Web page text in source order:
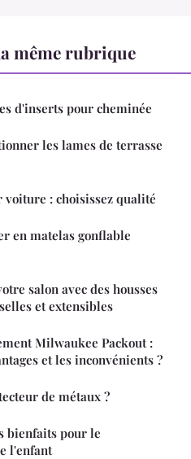
même rubrique
d'inserts pour cheminée
les lames de terrasse
: choisissez qualité
en matelas gonflable
salon avec des housses
et extensibles
Milwaukee Packout :
et les inconvénients ?
de métaux ?
bienfaits pour le
l'enfant